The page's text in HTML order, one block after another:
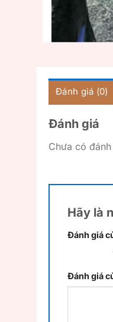
Đánh giá (0)
Đánh giá
Chưa có
Hãy là
Đánh giá
Đánh giá